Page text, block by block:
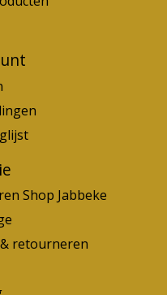
Shop Jabbeke
retourneren